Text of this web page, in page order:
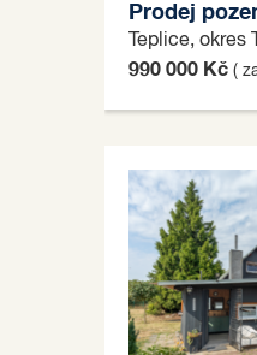
Prodej
Teplice, okres
990 000 Kč (